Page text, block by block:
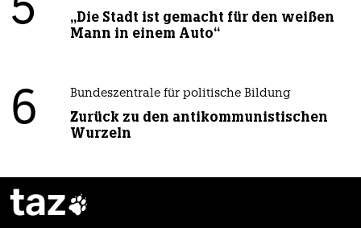
5
„Die Stadt ist gemacht für den weißen
Mann in einem Auto“
6 Bundeszentrale für politische Bildung
Zurück zu den antikommunistischen
Wurzeln
taz